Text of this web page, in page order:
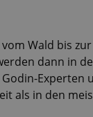
Wald bis
dann in
Experten
als in den